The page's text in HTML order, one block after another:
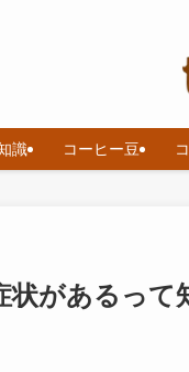
識 コーヒー豆
があるって